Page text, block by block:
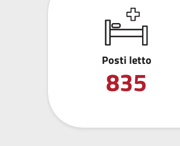
Posti letto
835